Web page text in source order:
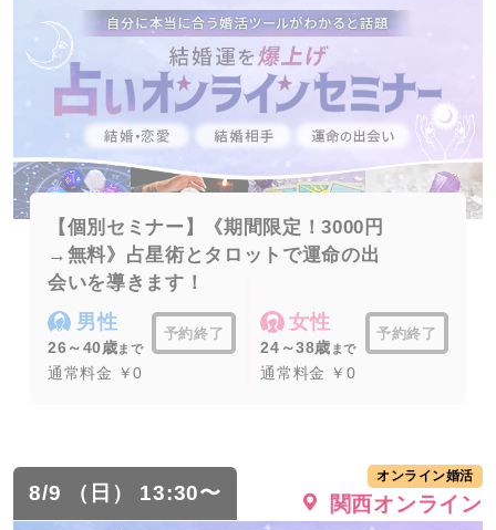
【個別セミナー】《期間限定！3000円
→無料》占星術とタロットで運命の出
会いを導きます！
男性
26～40歳まで
予約終了
通常料金 ￥0
女性
24～38歳 まで
予約終了
通常料金 ￥0
8/9 （日） 13:30〜
オンライン婚活
関西オンライン